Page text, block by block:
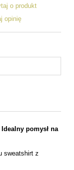
o produkt
opinię
pomysł na
sweatshirt z